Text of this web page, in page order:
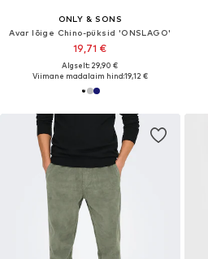
ONLY & SONS
Avar lõige Chino-püksid 'ONSLAGO'
19,71 €
Algselt: 29,90 €
Viimane madalaim hind:19,12 €